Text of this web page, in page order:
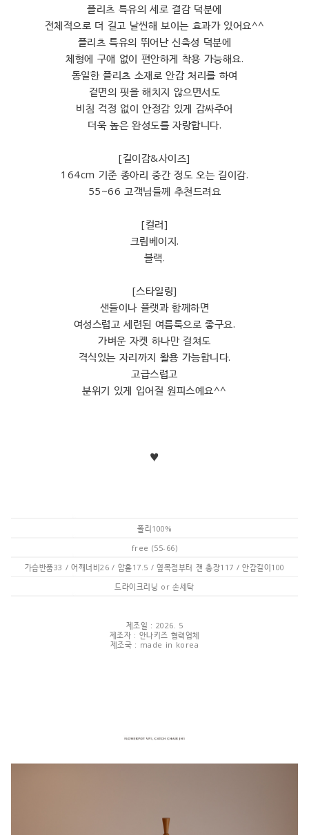
플리츠 특유의 세로 결감 덕분에
전체적으로 더 길고 날씬해 보이는 효과가 있어요^^
플리츠 특유의 뛰어난 신축성 덕분에
체형에 구애 없이 편안하게 착용 가능해요.
동일한 플리츠 소재로 안감 처리를 하여
겉면의 핏을 해치지 않으면서도
비침 걱정 없이 안정감 있게 감싸주어
더욱 높은 완성도를 자랑합니다.
[길이감&사이즈]
164cm 기준 종아리 중간 정도 오는 길이감.
55~66 고객님들께 추천드려요
[컬러]
크림베이지.
블랙.
[스타일링]
샌들이나 플랫과 함께하면
여성스럽고 세련된 여름룩으로 좋구요.
가벼운 자켓 하나만 걸쳐도
격식있는 자리까지 활용 가능합니다.
고급스럽고
분위기 있게 입어질 원피스예요^^
♥
폴리100%
free (55-66)
가슴반품33 / 어깨너비26 / 암홀17.5 / 옆목점부터 잰 총장117 / 안감길이100
드라이크리닝 or 손세탁
제조일 : 2026. 5
제조자 : 안나키즈 협력업체
제조국 : made in korea